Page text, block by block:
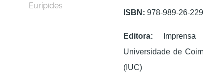
ISBN: 978-989-26-2299-6
Editora: Imprensa da
Universidade de Coimbra
(IUC)